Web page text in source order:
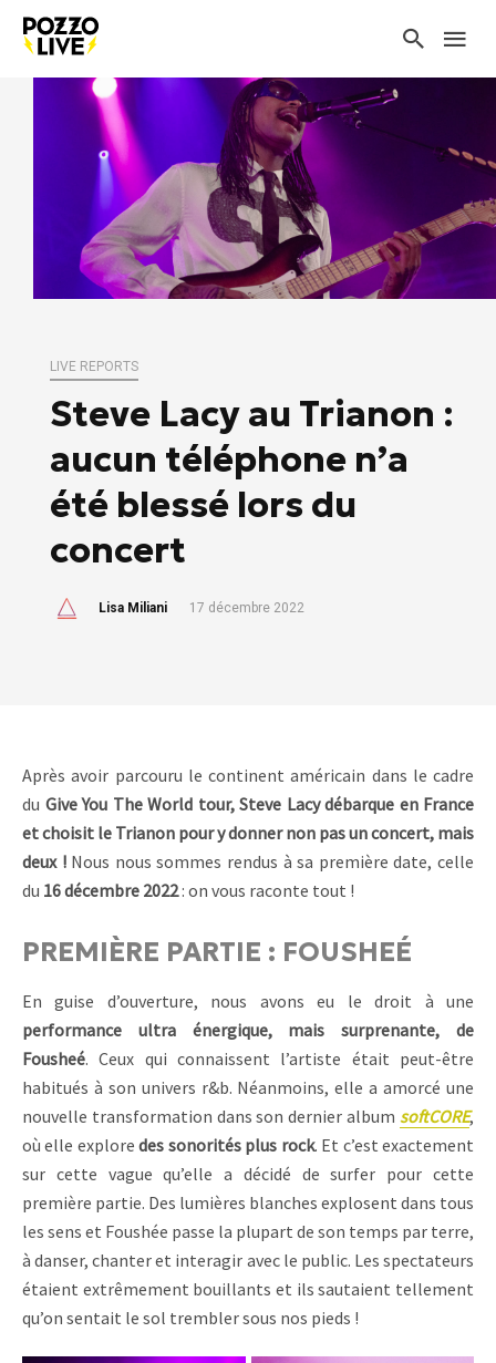
LIVE REPORTS
Steve Lacy au Trianon :
aucun téléphone n’a
été blessé lors du
concert
Lisa Miliani 17 décembre 2022
Après avoir parcouru le continent américain dans le cadre
du Give You The World tour, Steve Lacy débarque en France
et choisit le Trianon pour y donner non pas un concert, mais
deux ! Nous nous sommes rendus à sa première date, celle
du 16 décembre 2022: on vous raconte tout !
PREMIÈRE PARTIE : FOUSHEÉ
En guise d’ouverture, nous avons eu le droit à une
performance ultra énergique, mais surprenante, de
Fousheé. Ceux qui connaissent l’artiste était peut-être
habitués à son univers r&b. Néanmoins, elle a amorcé une
nouvelle transformation dans son dernier album softCORE,
où elle exploredes sonorités plus rock. Et c’est exactement
sur cette vague qu’elle a décidé de surfer pour cette
première partie. Des lumières blanches explosent dans tous
les sens et Foushée passe la plupart de son temps par terre,
à danser, chanter et interagir avec le public. Les spectateurs
étaient extrêmement bouillants et ils sautaient tellement
qu’on sentait le sol trembler sous nos pieds !